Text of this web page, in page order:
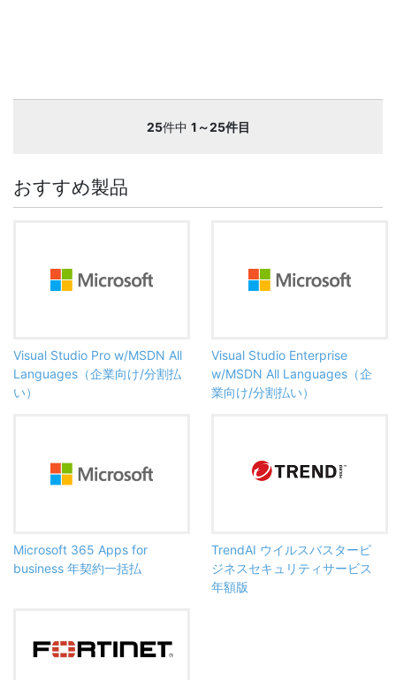
25件中 1～25件目
おすすめ製品
Visual Studio Pro w/MSDN All
Languages（企業向け/分割払
い）
Visual Studio Enterprise
w/MSDN All Languages（企
業向け/分割払い）
Microsoft 365 Apps for
business 年契約一括払
TrendAI ウイルスバスタービ
ジネスセキュリティサービス
年額版